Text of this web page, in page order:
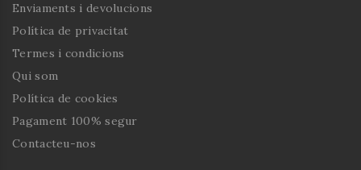
Enviaments i devolucions
Política de privacitat
Termes i condicions
Qui som
Política de cookies
Pagament 100% segur
Contacteu-nos